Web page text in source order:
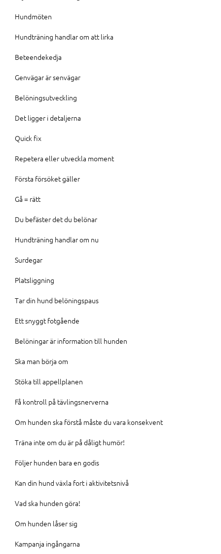
Hundmöten
Hundträning handlar om att lirka
Beteendekedja
Genvägar är senvägar
Belöningsutveckling
Det ligger i detaljerna
Quick fix
Repetera eller utveckla moment
Första försöket gäller
Gå = rätt
Du befäster det du belönar
Hundträning handlar om nu
Surdegar
Platsliggning
Tar din hund belöningspaus
Ett snyggt fotgående
Belöningar är information till hunden
Ska man börja om
Stöka till appellplanen
Få kontroll på tävlingsnerverna
Om hunden ska förstå måste du vara konsekvent
Träna inte om du är på dåligt humör!
Följer hunden bara en godis
Kan din hund växla fort i aktivitetsnivå
Vad ska hunden göra!
Om hunden låser sig
Kampanja ingångarna